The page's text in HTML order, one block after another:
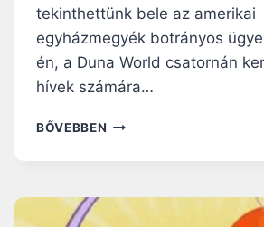
tekinthettünk bele az amerikai
egyházmegyék botrányos
én, a Duna World csatornán
hívek számára…
BŐVEBBEN A
AMI